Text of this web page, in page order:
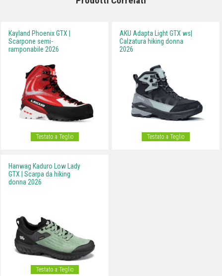
Kayland Phoenix GTX |
Scarpone semi-
ramponabile 2026
Testato a Teglio
AKU Adapta Light GTX ws|
Calzatura hiking donna
2026
Testato a Teglio
Hanwag Kaduro Low Lady
GTX | Scarpa da hiking
donna 2026
Testato a Teglio